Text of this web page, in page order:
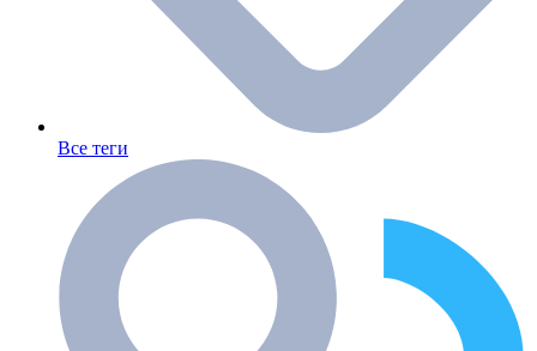
Все теги